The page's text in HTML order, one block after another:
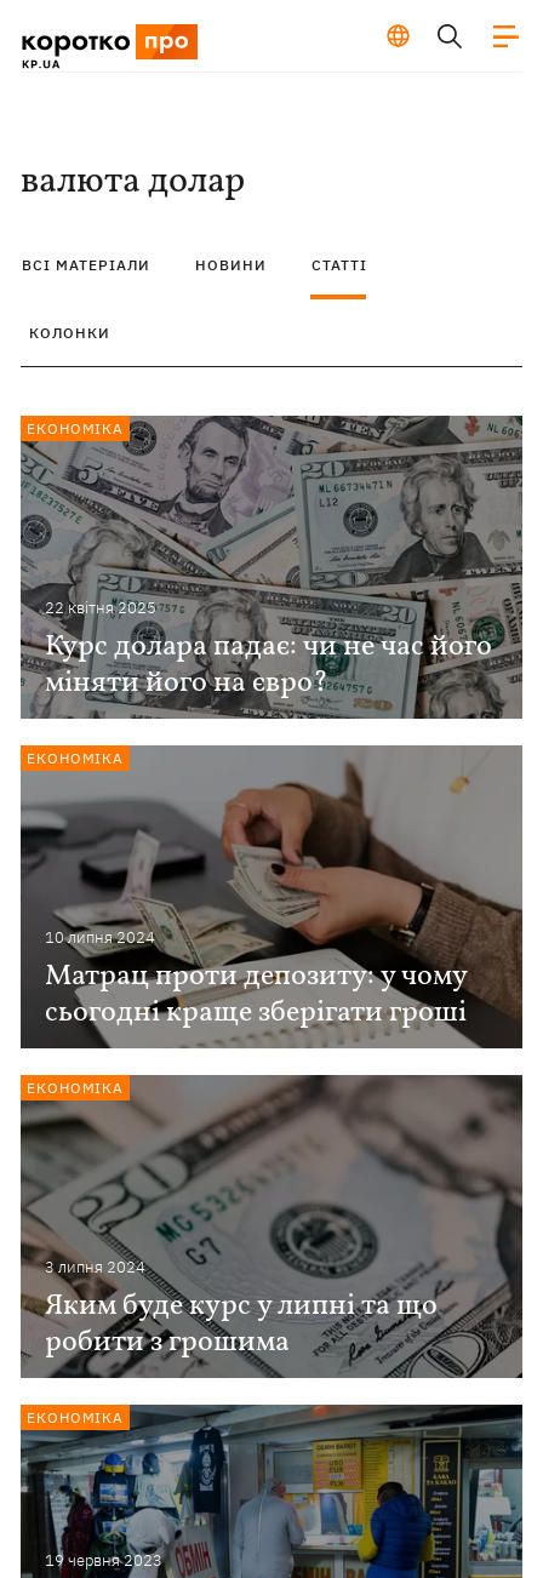
валюта долар
ВСІ МАТЕРІАЛИ НОВИНИ СТАТТІ
КОЛОНКИ
22 квiтня 2025
Курс долара падає: чи не час його
міняти його на євро?
ЕКОНОМІКА
10 липня 2024
Матрац проти депозиту: у чому
сьогодні краще зберігати гроші
ЕКОНОМІКА
3 липня 2024
Яким буде курс у липні та що
робити з грошима
ЕКОНОМІКА
19 червня 2023
ЕКОНОМІКА